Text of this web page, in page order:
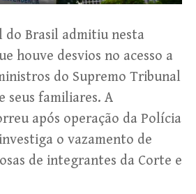
do Brasil admitiu nesta
houve desvios no acesso a
do Supremo Tribunal
seus familiares. A
após operação da Polícia
o vazamento de
de integrantes da Corte e